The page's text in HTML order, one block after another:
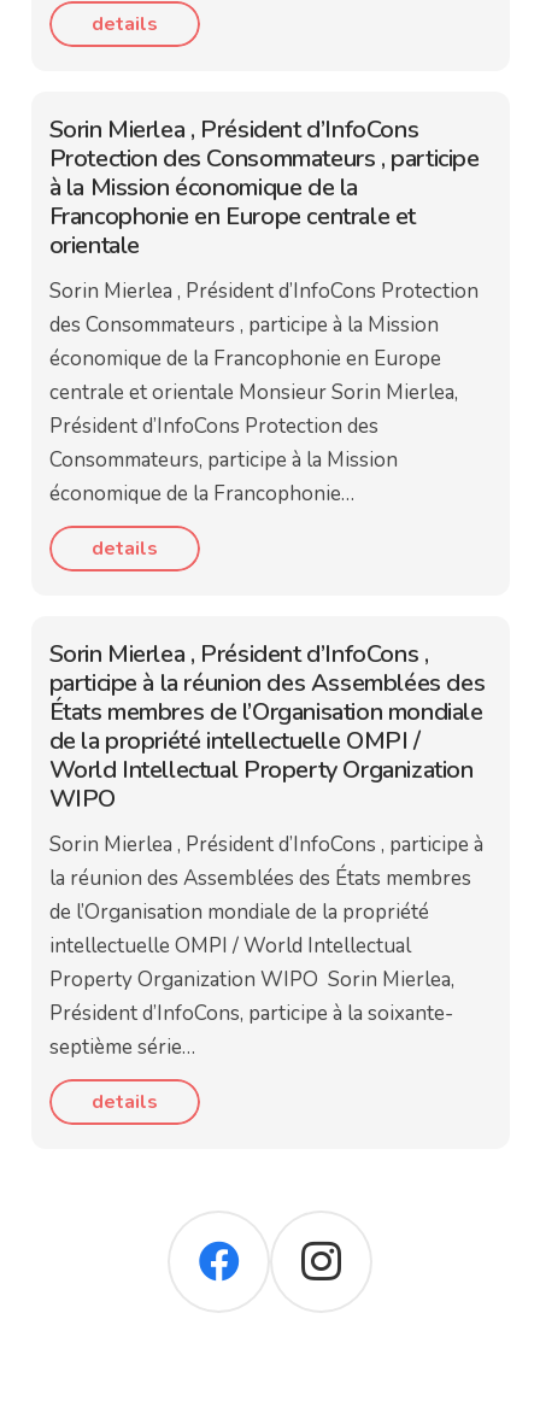
details
Sorin Mierlea , Président d’InfoCons
Protection des Consommateurs , participe
à la Mission économique de la
Francophonie en Europe centrale et
orientale
Sorin Mierlea , Président d’InfoCons Protection
des Consommateurs , participe à la Mission
économique de la Francophonie en Europe
centrale et orientale Monsieur Sorin Mierlea,
Président d’InfoCons Protection des
Consommateurs, participe à la Mission
économique de la Francophonie…
details
Sorin Mierlea , Président d’InfoCons ,
participe à la réunion des Assemblées des
États membres de l’Organisation mondiale
de la propriété intellectuelle OMPI /
World Intellectual Property Organization
WIPO
Sorin Mierlea , Président d’InfoCons , participe à
la réunion des Assemblées des États membres
de l’Organisation mondiale de la propriété
intellectuelle OMPI / World Intellectual
Property Organization WIPO Sorin Mierlea,
Président d’InfoCons, participe à la soixante-
septième série…
details